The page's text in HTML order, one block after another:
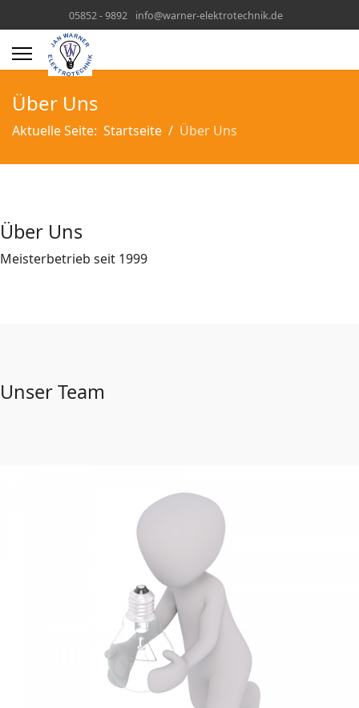
05852 - 9892 info@warner-elektrotechnik.de
Über Uns
Aktuelle Seite: Startseite Über Uns
Über Uns
Meisterbetrieb seit 1999
Unser Team